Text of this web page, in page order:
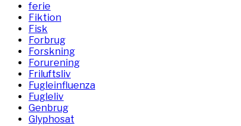
ferie
Fiktion
Fisk
Forbrug
Forskning
Forurening
Friluftsliv
Fugleinfluenza
Fugleliv
Genbrug
Glyphosat